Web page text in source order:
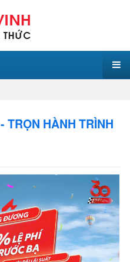
TRỌN HÀNH TRÌNH